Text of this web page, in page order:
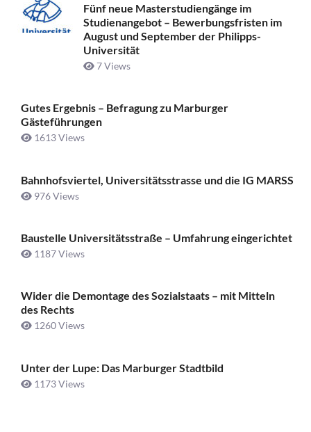
Fünf neue Masterstudiengänge im
Studienangebot – Bewerbungsfristen im
August und September der Philipps-
Universität
7 Views
Gutes Ergebnis – Befragung zu Marburger
Gästeführungen
1613 Views
Bahnhofsviertel, Universitätsstrasse und die IG MARSS
976 Views
Baustelle Universitätsstraße ­– Umfahrung eingerichtet
1187 Views
Wider die Demontage des Sozialstaats – mit Mitteln
des Rechts
1260 Views
Unter der Lupe: Das Marburger Stadtbild
1173 Views